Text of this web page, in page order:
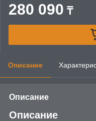
280 090 ₸
Описание
Описание
Описание